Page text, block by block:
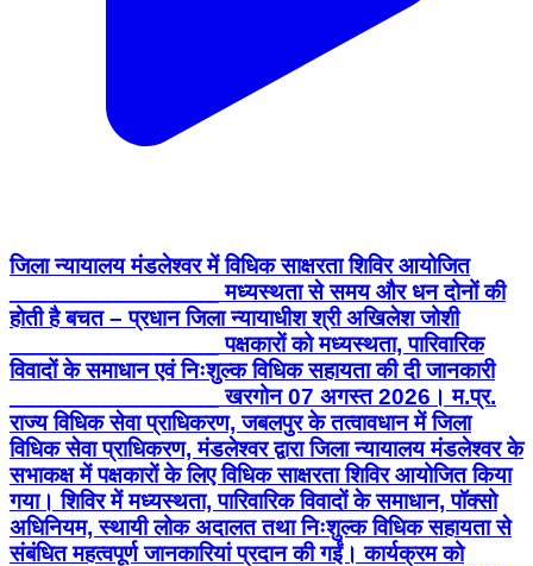
जिला न्यायालय मंडलेश्वर में विधिक साक्षरता शिविर आयोजित
________________ मध्यस्थता से समय और धन दोनों की
होती है बचत – प्रधान जिला न्यायाधीश श्री अखिलेश जोशी
________________ पक्षकारों को मध्यस्थता, पारिवारिक
विवादों के समाधान एवं निःशुल्क विधिक सहायता की दी जानकारी
________________ खरगोन 07 अगस्त 2026। म.प्र.
राज्य विधिक सेवा प्राधिकरण, जबलपुर के तत्वावधान में जिला
विधिक सेवा प्राधिकरण, मंडलेश्वर द्वारा जिला न्यायालय मंडलेश्वर के
सभाकक्ष में पक्षकारों के लिए विधिक साक्षरता शिविर आयोजित किया
गया। शिविर में मध्यस्थता, पारिवारिक विवादों के समाधान, पॉक्सो
अधिनियम, स्थायी लोक अदालत तथा निःशुल्क विधिक सहायता से
संबंधित महत्वपूर्ण जानकारियां प्रदान की गईं। कार्यक्रम को